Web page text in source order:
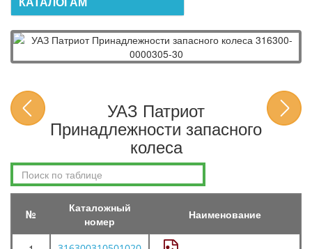
УАЗ Патриот
Принадлежности запасного
колеса
№
Каталожный
номер
Наименование